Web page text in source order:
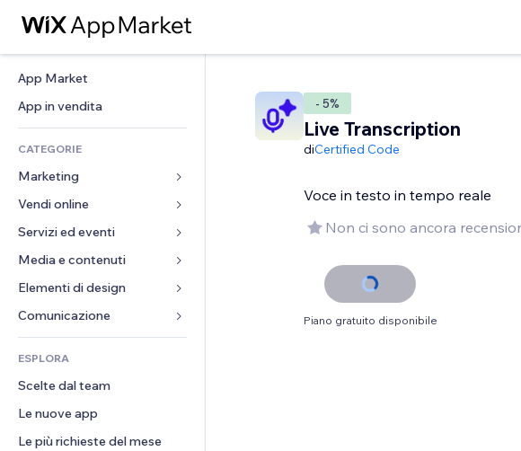
App Market
App in vendita
CATEGORIE
Marketing
Inserzioni
Mobile
Dati analitici
Inserzioni sito
Email
Vendi online
App per Stores
Spedizione e consegna
Tasti Vendi
Amministrazione
Buoni e programmi fedeltà
Servizi ed eventi
Hotel
Eventi
Ristoranti
Immobiliare
Prenotazioni
Media e contenuti
Galleria
Musica
Podcast
Fotografia
Video
PDF
Condivisione file
Elementi di design
Mappe e navigazione
Privacy e sicurezza
Orologio
Template per pagine
Effetti immagine
Tasti e menu
Moduli
Sondaggi
Chat
Commenti
ESPLORA
Scelte dal team
Le nuove app
Le più richieste del mese
- 5%
Live Transcription
diCertified Code
Voce in testo in tempo reale
Non ci sono ancora
Piano gratuito disponibile